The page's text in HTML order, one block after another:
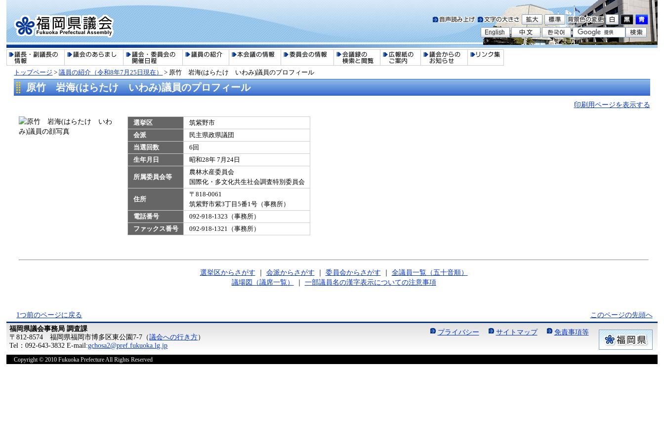
トップページ >議員の紹介（令和8年7月25日現在） > 原竹 岩海(はらたけ いわみ)議員のプロフィール
原竹 岩海(はらたけ いわみ)議員のプロフィール
印刷用ページを表示する
選挙区
筑紫野市
会派
民主県政県議団
当選回数
6回
生年月日
昭和28年 7月24日
所属委員会等
農林水産委員会
​国際化・多文化共生社会調査特別委員会
住所
〒818-0061
筑紫野市紫3丁目5番1号（事務所）
電話番号
092-918-1323（事務所）
ファックス番号
092-918-1321（事務所）
選挙区からさがす ｜ 会派からさがす ｜ 委員会からさがす ｜ 全議員一覧（五十音順）
議場図（議席一覧）
｜ 一部議員名の漢字表示についての注意事項
1つ前のページに戻る
このページの先頭へ
福岡県議会事務局 調査課
〒812-8574 福岡県福岡市博多区東公園7-7（議会への行き方）
Tel：092-643-3832 E-mail:gchosa2@pref.fukuoka.lg.jp
プライバシー サイトマップ 免責事項等
Copyright © 2010 Fukuoka Prefecture All Rights Reserved